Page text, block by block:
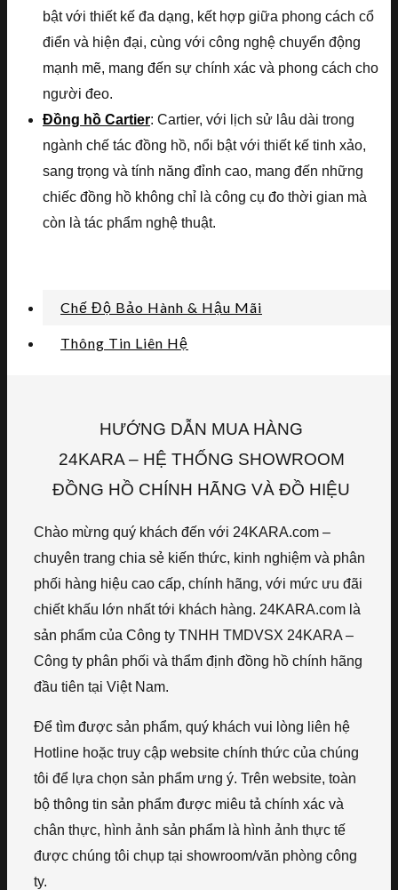
bật với thiết kế đa dạng, kết hợp giữa phong cách cổ
điển và hiện đại, cùng với công nghệ chuyển động
mạnh mẽ, mang đến sự chính xác và phong cách cho
người đeo.
Đồng hồ Cartier: Cartier, với lịch sử lâu dài trong
ngành chế tác đồng hồ, nổi bật với thiết kế tinh xảo,
sang trọng và tính năng đỉnh cao, mang đến những
chiếc đồng hồ không chỉ là công cụ đo thời gian mà
còn là tác phẩm nghệ thuật.
Chế Độ Bảo Hành & Hậu Mãi
Thông Tin Liên Hệ
HƯỚNG DẪN MUA HÀNG
24KARA – HỆ THỐNG SHOWROOM
ĐỒNG HỒ CHÍNH HÃNG VÀ ĐỒ HIỆU
Chào mừng quý khách đến với 24KARA.com –
chuyên trang chia sẻ kiến thức, kinh nghiệm và phân
phối hàng hiệu cao cấp, chính hãng, với mức ưu đãi
chiết khấu lớn nhất tới khách hàng. 24KARA.com là
sản phẩm của Công ty TNHH TMDVSX 24KARA –
Công ty phân phối và thẩm định đồng hồ chính hãng
đầu tiên tại Việt Nam.
Để tìm được sản phẩm, quý khách vui lòng liên hệ
Hotline hoặc truy cập website chính thức của chúng
tôi để lựa chọn sản phẩm ưng ý. Trên website, toàn
bộ thông tin sản phẩm được miêu tả chính xác và
chân thực, hình ảnh sản phẩm là hình ảnh thực tế
được chúng tôi chụp tại showroom/văn phòng công
ty.